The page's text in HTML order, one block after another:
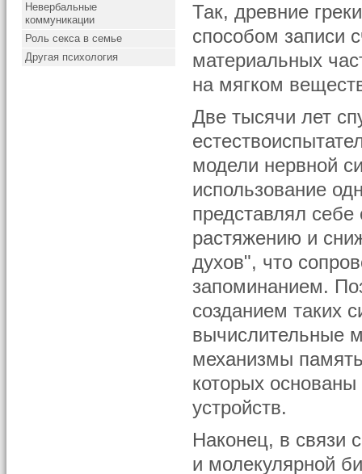
Невербальные
коммуникации
Роль секса в семье
Другая психология
Так, древние
способом записи
материальных
на мягком
Две тысячи лет
модели нервной
использование
представлял себе
растяжению и
духов", что
запоминанием.
созданием таких
вычислительные
механизмы
которых
устройств.
Наконец, в связи
и молекулярной